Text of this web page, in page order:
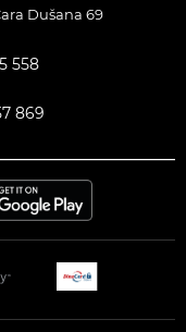
Dušana 69
558
869